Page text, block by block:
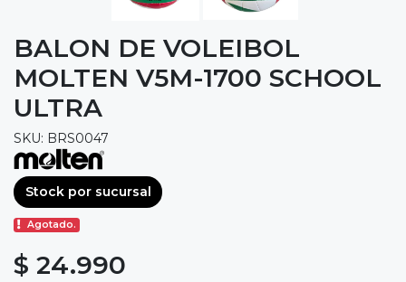
BALON DE VOLEIBOL
MOLTEN V5M-1700 SCHOOL
ULTRA
SKU: BRS0047
Stock por sucursal
Agotado.
$ 24.990